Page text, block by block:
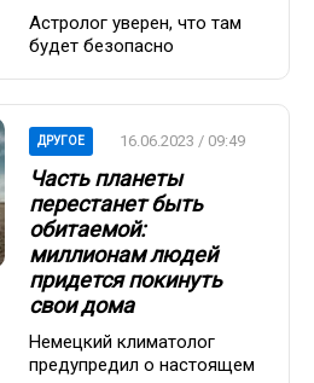
Астролог уверен, что там
будет безопасно
ДРУГОЕ 16.06.2023 / 09:49
Часть планеты
перестанет быть
обитаемой:
миллионам людей
придется покинуть
свои дома
Немецкий климатолог
предупредил о настоящем